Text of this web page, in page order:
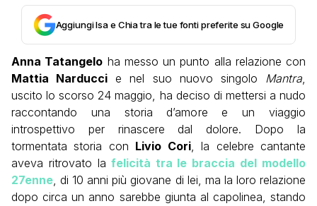
Aggiungi Isa e Chia tra le tue fonti preferite su Google
Anna Tatangelo ha messo un punto alla relazione con
Mattia Narducci e nel suo nuovo singolo Mantra,
uscito lo scorso 24 maggio, ha deciso di mettersi a nudo
raccontando una storia d’amore e un viaggio
introspettivo per rinascere dal dolore. Dopo la
tormentata storia con Livio Cori, la celebre cantante
aveva ritrovato la felicità tra le braccia del modello
27enne, di 10 anni più giovane di lei, ma la loro relazione
dopo circa un anno sarebbe giunta al capolinea, stando